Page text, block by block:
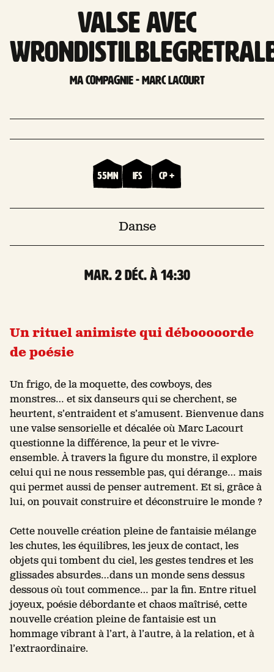
Valse avec
MA Compagnie - Marc Lacourt
55mn Ifs CP +
Danse
mar. 2 Déc. à 14:30
Un rituel animiste qui débooooorde
de poésie
Un frigo, de la moquette, des cowboys, des
monstres… et six danseurs qui se cherchent, se
heurtent, s’entraident et s’amusent. Bienvenue dans
une valse sensorielle et décalée où Marc Lacourt
questionne la différence, la peur et le vivre-
ensemble. À travers la figure du monstre, il explore
celui qui ne nous ressemble pas, qui dérange… mais
qui permet aussi de penser autrement. Et si, grâce à
lui, on pouvait construire et déconstruire le monde ?
Cette nouvelle création pleine de fantaisie mélange
les chutes, les équilibres, les jeux de contact, les
objets qui tombent du ciel, les gestes tendres et les
glissades absurdes…dans un monde sens dessus
dessous où tout commence… par la fin. Entre rituel
joyeux, poésie débordante et chaos maîtrisé, cette
nouvelle création pleine de fantaisie est un
hommage vibrant à l’art, à l’autre, à la relation, et à
l’extraordinaire.